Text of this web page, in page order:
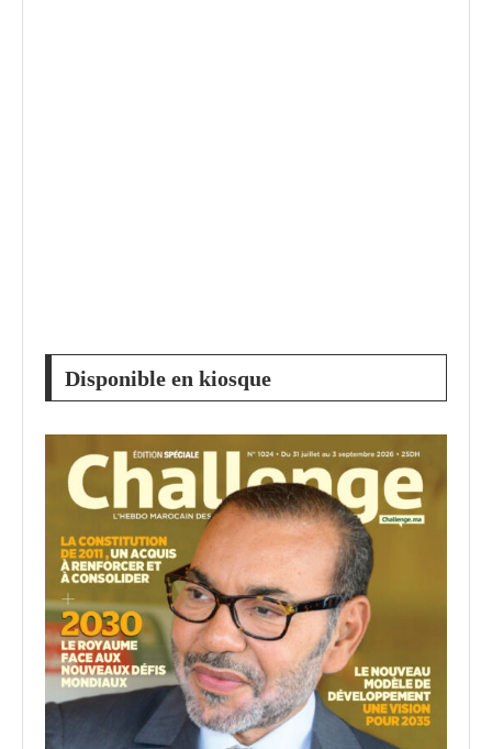
Disponible en kiosque